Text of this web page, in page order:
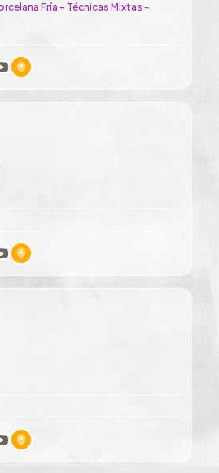
Fría - Técnicas Mixtas -